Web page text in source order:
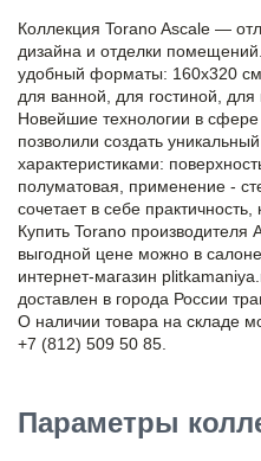
Коллекция Torano Ascale —
дизайна и отделки
удобный форматы: 160x320
для ванной, для гостиной, для
Новейшие технологии в
позволили создать
характеристиками:
полуматовая, применение -
сочетает в себе практичность,
Купить Torano производителя
выгодной цене можно в
интернет-магазин
доставлен в города России
О наличии товара на складе
+7 (812) 509 50 85.
Параметры